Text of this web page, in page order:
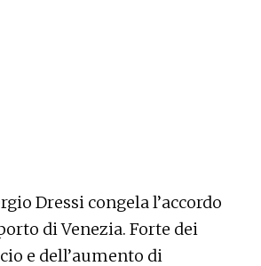
Dressi congela l’accordo
di Venezia. Forte dei
e dell’aumento di